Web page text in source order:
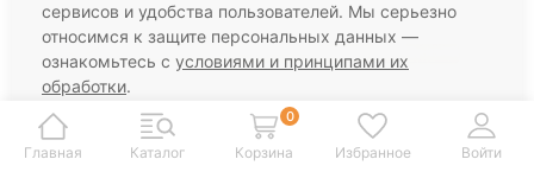
сервисов и удобства пользователей. Мы серьезно
относимся к защите персональных данных —
ознакомьтесь с условиями и принципами их
обработки.
Вы можете запретить сохранение cookie в
настройках своего браузера.
Главная Каталог
0
Корзина Избранное Войти